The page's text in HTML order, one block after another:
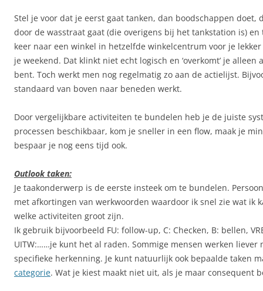
Stel je voor dat je eerst gaat tanken, dan boodschappen doet,
door de wasstraat gaat (die overigens bij het tankstation is) en
keer naar een winkel in hetzelfde winkelcentrum voor je
je weekend. Dat klinkt niet echt logisch en ‘overkomt’ je alleen
bent. Toch werkt men nog regelmatig zo aan de actielijst.
standaard van boven naar beneden werkt.
Door vergelijkbare activiteiten te bundelen heb je de juiste
processen beschikbaar, kom je sneller in een flow, maak je
bespaar je nog eens tijd ook.
Outlook taken:
Je taakonderwerp is de eerste insteek om te bundelen.
met afkortingen van werkwoorden waardoor ik snel zie wat ik
welke activiteiten groot zijn.
Ik gebruik bijvoorbeeld FU: follow-up, C: Checken, B: bellen,
UITW:……je kunt het al raden. Sommige mensen werken liever
specifieke herkenning. Je kunt natuurlijk ook bepaalde taken
categorie. Wat je kiest maakt niet uit, als je maar consequent